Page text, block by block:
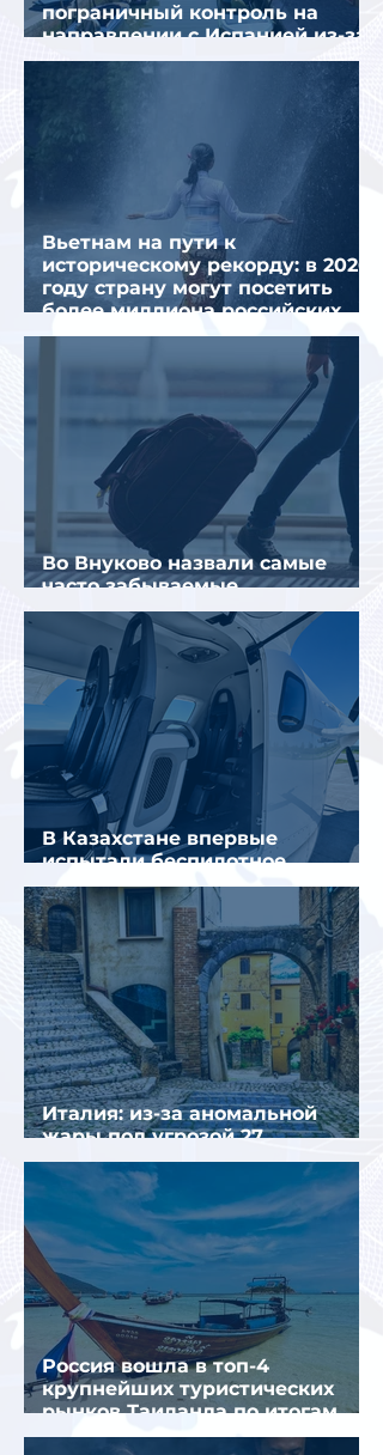
пограничный контроль на
направлении с Испанией из-за
миграционного кризиса
Вьетнам на пути к
историческому рекорду: в 2026
году страну могут посетить
более миллиона российских
туристов
Во Внуково назвали самые
часто забываемые
пассажирами вещи
В Казахстане впервые
испытали беспилотное
аэротакси с пассажирами
Италия: из-за аномальной
жары под угрозой 27
крупнейших городов
Россия вошла в топ-4
крупнейших туристических
рынков Таиланда по итогам
семи месяцев 2026 года